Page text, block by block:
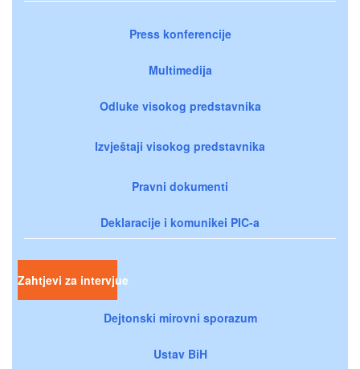
Press konferencije
Multimedija
Odluke visokog predstavnika
Izvještaji visokog predstavnika
Pravni dokumenti
Deklaracije i komunikei PIC-a
Zahtjevi za intervjue
Dejtonski mirovni sporazum
Ustav BiH